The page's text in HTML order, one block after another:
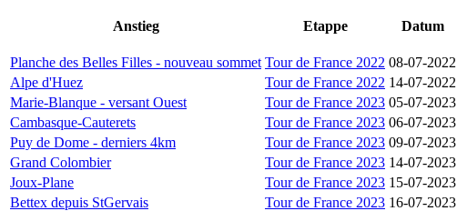
Anstieg Etappe Datum
Planche des Belles Filles - nouveau sommet Tour de France 2022 08-07-2022
Alpe d'Huez
Tour de France 2022 14-07-2022
Marie-Blanque - versant Ouest
Tour de France 2023 05-07-2023
Cambasque-Cauterets
Tour de France 2023 06-07-2023
Puy de Dome - derniers 4km
Tour de France 2023 09-07-2023
Grand Colombier
Tour de France 2023 14-07-2023
Joux-Plane
Tour de France 2023 15-07-2023
Bettex depuis StGervais
Tour de France 2023 16-07-2023